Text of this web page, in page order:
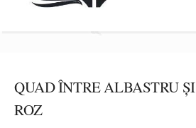
QUAD ÎNTRE ALBASTRU ȘI
ROZ